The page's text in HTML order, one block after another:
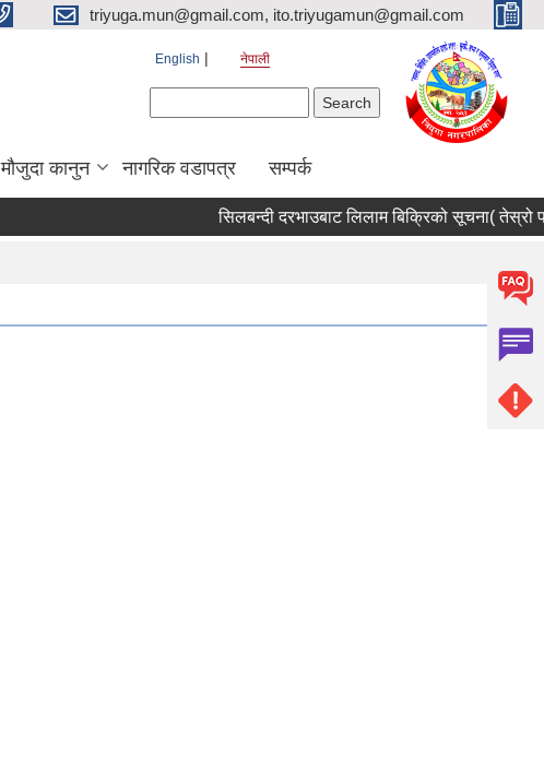
triyuga.mun@gmail.com, ito.triyugamun@gmail.com
English नेपाली
मौजुदा कानुन नागरिक वडापत्र सम्पर्क
सिलबन्दी दरभाउबाट लिलाम बिक्रिको सूचना( तेस्रो